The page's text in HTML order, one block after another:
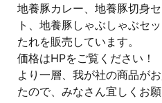
地養豚カレー、地養豚切身
ト、地養豚しゃぶしゃぶセ
たれを販売しています。
価格はHPをご覧ください！
より一層、我が社の商品が
たので、みなさん宜しくお願